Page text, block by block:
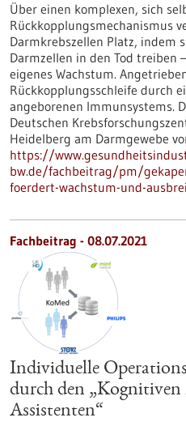
Über einen komplexen, sich
Rückkopplungsmechanismus
Darmkrebszellen Platz, indem
Darmzellen in den Tod treiben
eigenes Wachstum.
Rückkopplungsschleife durch
angeborenen Immunsystems.
Deutschen
Heidelberg am Darmgewebe
https://
bw.de/fachbeitrag/pm/
foerdert-wachstum-und-
Fachbeitrag - 08.07.2021
Individuelle
durch den „Kognitiven
Assistenten“